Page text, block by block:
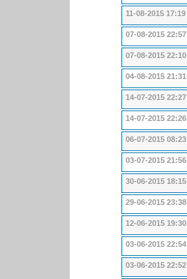
11-08-2015 17:19
07-08-2015 22:57
07-08-2015 22:10
04-08-2015 21:31
14-07-2015 22:27
14-07-2015 22:26
06-07-2015 08:23
03-07-2015 21:56
30-06-2015 18:15
29-06-2015 23:38
12-06-2015 19:30
03-06-2015 22:54
03-06-2015 22:52